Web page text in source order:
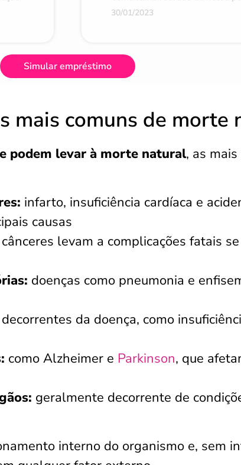
30/01/2023
Simular empréstimo
mais comuns de morte
podem levar à morte natural, as
infarto, insuficiência cardíaca e
causas
levam a complicações fatais
doenças como pneumonia e
da doença, como
como Alzheimer e Parkinson, que
geralmente decorrente de
interno do organismo e, sem